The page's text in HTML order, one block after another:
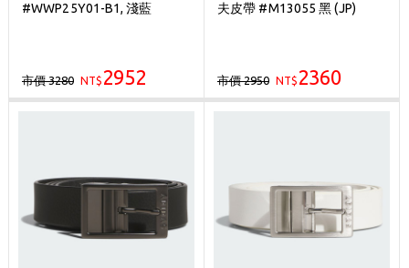
#WWP25Y01-B1, 淺藍
市價 3280 NT$ 2952
夫皮帶 #M13055 黑 (JP)
市價 2950 NT$ 2360